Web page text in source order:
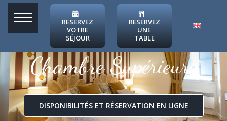
content
RESERVEZ
VOTRE
SÉJOUR
RESERVEZ
UNE
TABLE
Chambre Supérieure
DISPONIBILITÉS ET RÉSERVATION EN LIGNE